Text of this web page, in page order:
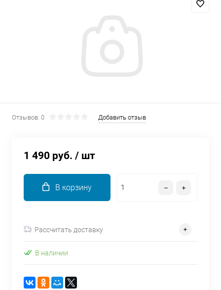
Отзывов: 0 Добавить отзыв
1 490 руб. / шт
В корзину
Рассчитать доставку
В наличии
выбранный способом
списываться
по25% каждые 2 недели
8 800 302-02-51